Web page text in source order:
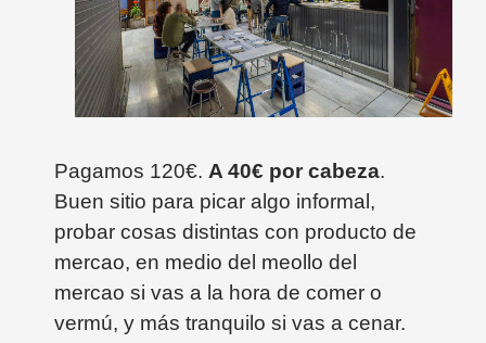
Pagamos 120€. A 40€ por cabeza.
Buen sitio para picar algo informal,
probar cosas distintas con producto de
mercao, en medio del meollo del
mercao si vas a la hora de comer o
vermú, y más tranquilo si vas a cenar.